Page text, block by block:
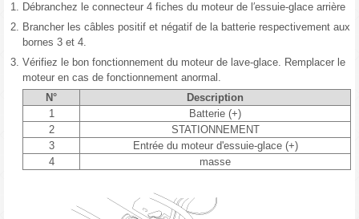
1. Débranchez le connecteur 4 fiches du moteur de l′essuie-glace arrière
2. Brancher les câbles positif et négatif de la batterie respectivement aux
bornes 3 et 4.
3. Vérifiez le bon fonctionnement du moteur de lave-glace. Remplacer le
moteur en cas de fonctionnement anormal.
N°
Description
1
Batterie (+)
2
STATIONNEMENT
3
Entrée du moteur d'essuie-glace (+)
4
masse